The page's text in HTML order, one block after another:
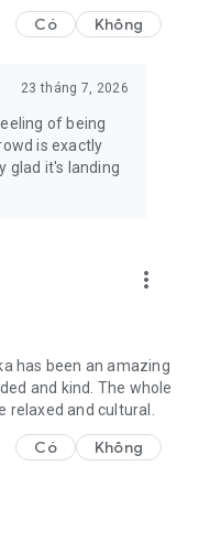
Có Không
23 tháng 7, 2026
of being
is exactly
glad it's landing
more_vert
has been an amazing
and kind. The whole
and cultural.
Có Không